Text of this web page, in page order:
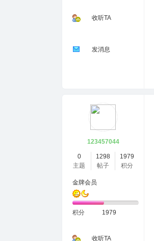
收听TA
发消息
123457044
0
主题
1298
帖子
1979
积分
金牌会员
积分 1979
收听TA